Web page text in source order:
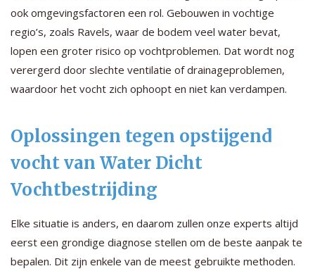
ook omgevingsfactoren een rol. Gebouwen in vochtige
regio’s, zoals Ravels, waar de bodem veel water bevat,
lopen een groter risico op vochtproblemen. Dat wordt nog
verergerd door slechte ventilatie of drainageproblemen,
waardoor het vocht zich ophoopt en niet kan verdampen.
Oplossingen tegen opstijgend
vocht van Water Dicht
Vochtbestrijding
Elke situatie is anders, en daarom zullen onze experts altijd
eerst een grondige diagnose stellen om de beste aanpak te
bepalen. Dit zijn enkele van de meest gebruikte methoden.